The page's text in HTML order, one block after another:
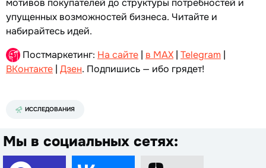
упущенных возможностей бизнеса. Читайте и
набирайтесь идей.
Постмаркетинг: На сайте | в MAX | Telegram |
ВКонтакте | Дзен. Подпишись — ибо грядет!
ИССЛЕДОВАНИЯ
Мы в социальных сетях: